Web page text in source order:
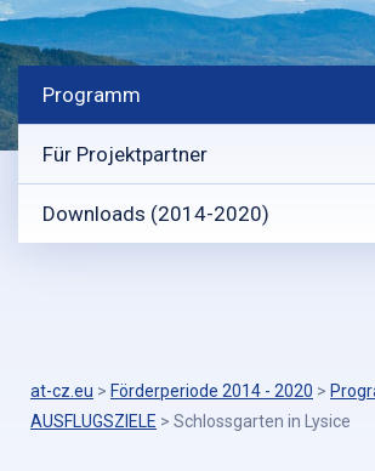
Programm
Für Projektpartner
Downloads (2014-2020)
at-cz.eu > Förderperiode 2014 - 2020 >
AUSFLUGSZIELE > Schlossgarten in Lysice